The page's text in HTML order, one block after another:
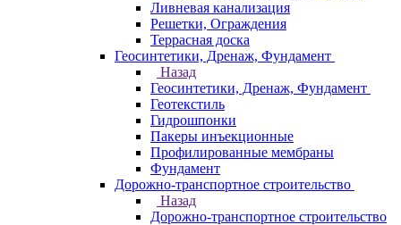
Ливневая канализация
Решетки, Ограждения
Террасная доска
Геосинтетики, Дренаж, Фундамент
Назад
Геосинтетики, Дренаж, Фундамент
Геотекстиль
Гидрошпонки
Пакеры инъекционные
Профилированные мембраны
Фундамент
Дорожно-транспортное строительство
Назад
Дорожно-транспортное строительство